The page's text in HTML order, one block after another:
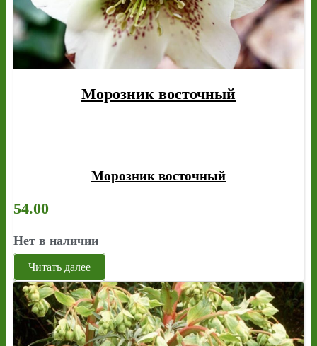
Морозник восточный
Морозник восточный
54.00
Нет в наличии
Читать далее